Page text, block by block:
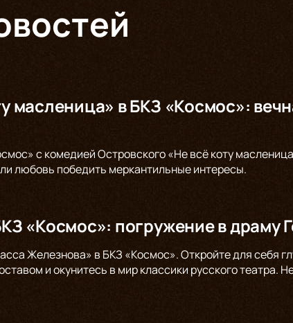
масленица» в БКЗ «Космос»:
с комедией Островского «Не всё коту
любовь победить меркантильные интересы.
«Космос»: погружение в драму
Железнова» в БКЗ «Космос». Откройте для себя
и окунитесь в мир классики русского театра.